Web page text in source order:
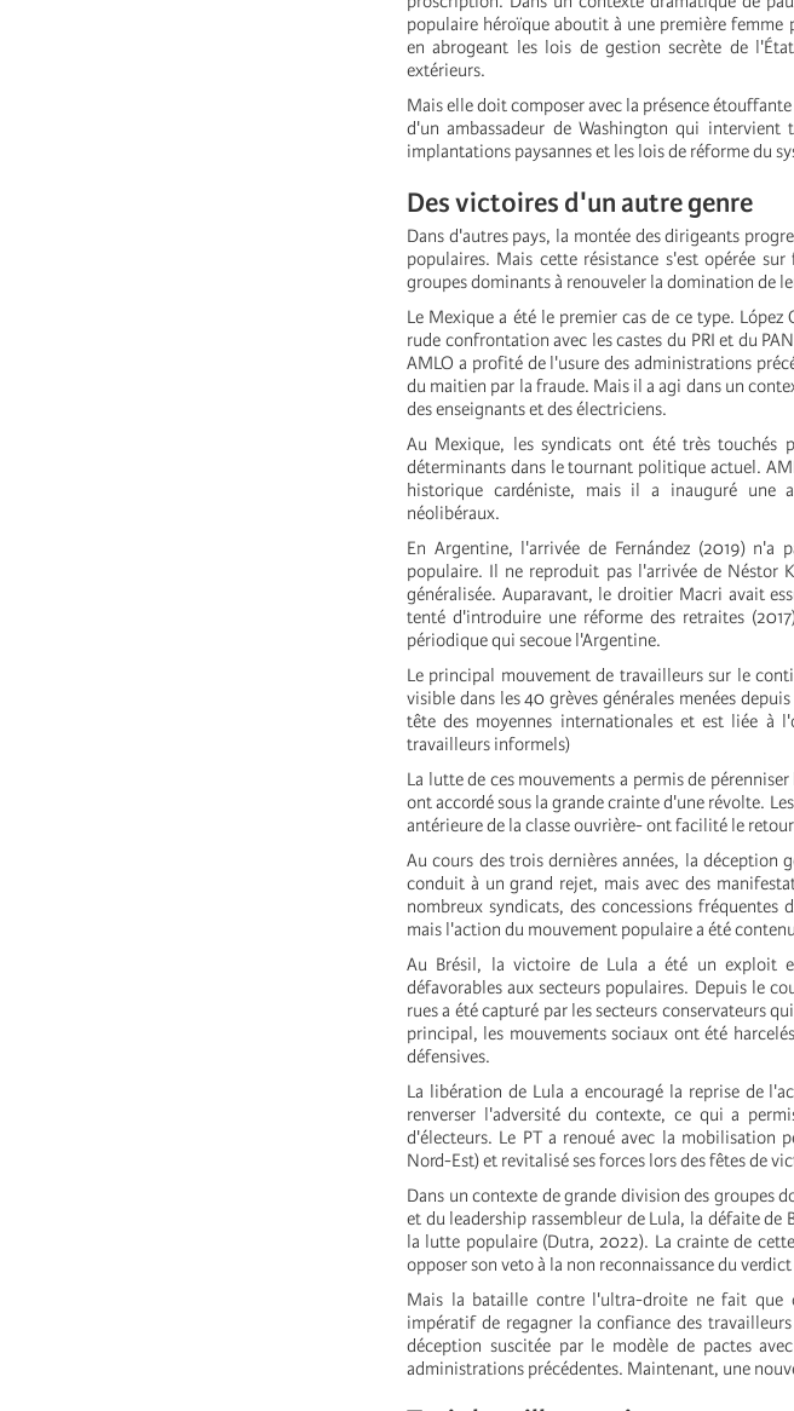
populaire héroïque aboutit à une première
en abrogeant les lois de gestion secrète de
extérieurs.
Mais elle doit composer avec la présence
d'un ambassadeur de Washington qui
implantations paysannes et les lois de réforme du
Des victoires d'un autre genre
Dans d'autres pays, la montée des dirigeants
populaires. Mais cette résistance s'est opérée
groupes dominants à renouveler la domination de
Le Mexique a été le premier cas de ce type.
rude confrontation avec les castes du PRI et du
AMLO a profité de l'usure des administrations
du maitien par la fraude. Mais il a agi dans un
des enseignants et des électriciens.
Au Mexique, les syndicats ont été très touchés
déterminants dans le tournant politique actuel.
historique cardéniste, mais il a inauguré une
néolibéraux.
En Argentine, l'arrivée de Fernández (2019)
populaire. Il ne reproduit pas l'arrivée de Néstor
généralisée. Auparavant, le droitier Macri avait
tenté d'introduire une réforme des retraites
périodique qui secoue l'Argentine.
Le principal mouvement de travailleurs sur le
visible dans les 40 grèves générales menées
tête des moyennes internationales et est liée à
travailleurs informels)
La lutte de ces mouvements a permis de
ont accordé sous la grande crainte d'une révolte.
antérieure de la classe ouvrière- ont facilité le
Au cours des trois dernières années, la déception
conduit à un grand rejet, mais avec des
nombreux syndicats, des concessions
mais l'action du mouvement populaire a été
Au Brésil, la victoire de Lula a été un exploit
défavorables aux secteurs populaires. Depuis le
rues a été capturé par les secteurs conservateurs
principal, les mouvements sociaux ont été
défensives.
La libération de Lula a encouragé la reprise de
renverser l'adversité du contexte, ce qui a
d'électeurs. Le PT a renoué avec la mobilisation
Nord-Est) et revitalisé ses forces lors des fêtes de
Dans un contexte de grande division des groupes
et du leadership rassembleur de Lula, la défaite
la lutte populaire (Dutra, 2022). La crainte de
opposer son veto à la non reconnaissance du
Mais la bataille contre l'ultra-droite ne fait que
impératif de regagner la confiance des
déception suscitée par le modèle de pactes
administrations précédentes. Maintenant, une